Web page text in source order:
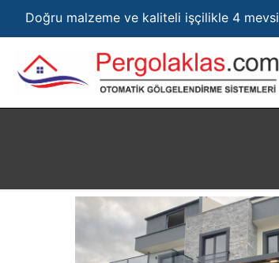
Doğru malzeme ve kaliteli işçilikle 4